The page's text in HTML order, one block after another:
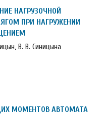
НАГРУЗОЧНОЙ
ПРИ НАГРУЖЕНИИ
В. В. Синицына
МОМЕНТОВ АВТОМАТА